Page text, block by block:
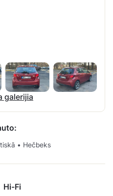
galerijia
• Hečbeks
Hi-Fi